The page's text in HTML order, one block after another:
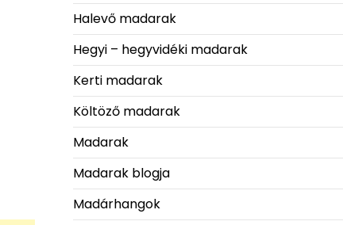
Halevő madarak
Hegyi – hegyvidéki madarak
Kerti madarak
Költöző madarak
Madarak
Madarak blogja
Madárhangok